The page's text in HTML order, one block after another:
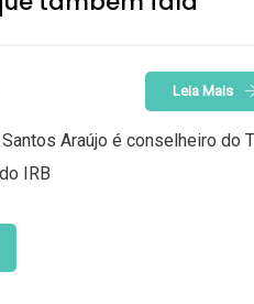
Leia Mais
Araújo é conselheiro do
IRB